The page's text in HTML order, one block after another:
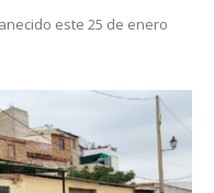
este 25 de enero